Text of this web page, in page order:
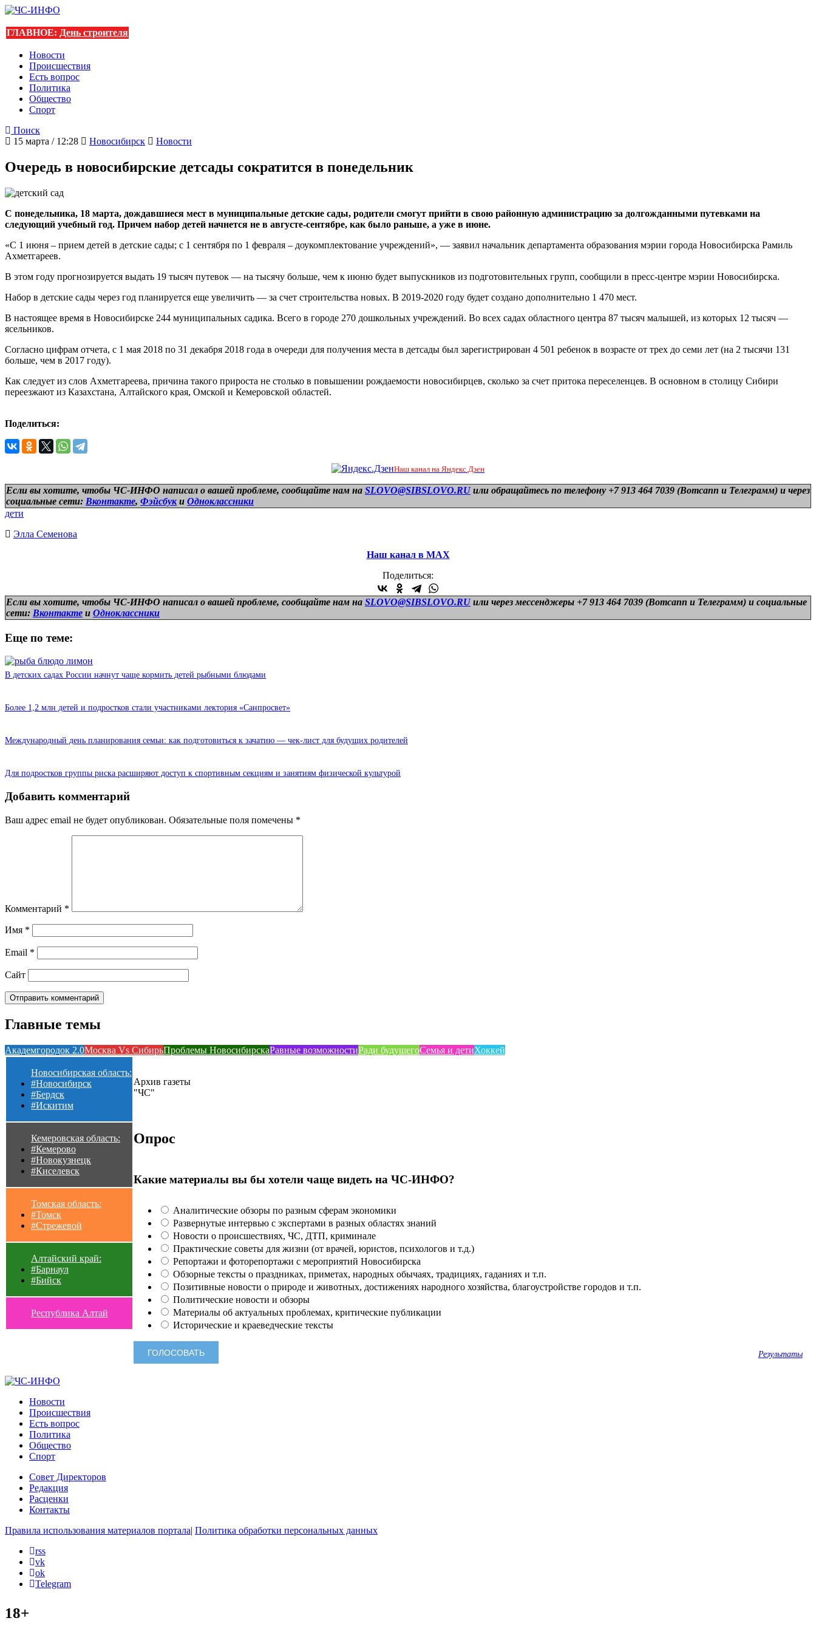
ГЛАВНОЕ: День строителя
Новости
Происшествия
Есть вопрос
Политика
Общество
Спорт
Поиск
15 марта / 12:28
Новосибирск Новости
Очередь в новосибирские детсады сократится в понедельник
С понедельника, 18 марта, дождавшиеся мест в муниципальные детские сады, родители смогут прийти в свою районную администрацию за долгожданными путевками на
следующий учебный год. Причем набор детей начнется не в августе-сентябре, как было раньше, а уже в июне.
«С 1 июня – прием детей в детские сады; с 1 сентября по 1 февраля – доукомплектование учреждений», — заявил начальник департамента образования мэрии города Новосибирска Рамиль
Ахметгареев.
В этом году прогнозируется выдать 19 тысяч путевок — на тысячу больше, чем к июню будет выпускников из подготовительных групп, сообщили в пресс-центре мэрии Новосибирска.
Набор в детские сады через год планируется еще увеличить — за счет строительства новых. В 2019-2020 году будет создано дополнительно 1 470 мест.
В настоящее время в Новосибирске 244 муниципальных садика. Всего в городе 270 дошкольных учреждений. Во всех садах областного центра 87 тысяч малышей, из которых 12 тысяч —
ясельников.
Согласно цифрам отчета, с 1 мая 2018 по 31 декабря 2018 года в очереди для получения места в детсады был зарегистрирован 4 501 ребенок в возрасте от трех до семи лет (на 2 тысячи 131
больше, чем в 2017 году).
Как следует из слов Ахметгареева, причина такого прироста не столько в повышении рождаемости новосибирцев, сколько за счет притока переселенцев. В основном в столицу Сибири
переезжают из Казахстана, Алтайского края, Омской и Кемеровской областей.
Поделиться:
Наш канал на Яндекс.Дзен
Если вы хотите, чтобы ЧС-ИНФО написал о вашей проблеме, сообщайте нам на SLOVO@SIBSLOVO.RU или обращайтесь по телефону +7 913 464 7039 (Вотсапп и Телеграмм) и через
социальные сети: Вконтакте, Фэйсбуки Одноклассники
дети
Элла Семенова
Наш канал в МАХ
Поделиться:
Если вы хотите, чтобы ЧС-ИНФО написал о вашей проблеме, сообщайте нам на SLOVO@SIBSLOVO.RU или через мессенджеры +7 913 464 7039 (Вотсапп и Телеграмм) и социальные
сети: Вконтакте и Одноклассники
Еще по теме:
В детских садах России начнут чаще кормить детей рыбными блюдами
Более 1,2 млн детей и подростков стали участниками лектория «Санпросвет»
Международный день планирования семьи: как подготовиться к зачатию — чек-лист для будущих родителей
Для подростков группы риска расширяют доступ к спортивным секциям и занятиям физической культурой
Добавить комментарий
Ваш адрес email не будет опубликован. Обязательные поля помечены *
Комментарий *
Имя *
Email *
Сайт
Главные темы
Академгородок 2.0Москва Vs СибирьПроблемы НовосибирскаРавные возможностиРади будущегоСемья и детиХоккей
Новосибирская область:
#Новосибирск
#Бердск
#Искитим
Кемеровская область:
#Кемерово
#Новокузнецк
#Киселевск
Томская область:
#Томск
#Стрежевой
Алтайский край:
#Барнаул
#Бийск
Республика Алтай
Архив газеты
"ЧС"
Опрос
Какие материалы вы бы хотели чаще видеть на ЧС-ИНФО?
Аналитические обзоры по разным сферам экономики
Развернутые интервью с экспертами в разных областях знаний
Новости о происшествиях, ЧС, ДТП, криминале
Практические советы для жизни (от врачей, юристов, психологов и т.д.)
Репортажи и фоторепортажи с мероприятий Новосибирска
Обзорные тексты о праздниках, приметах, народных обычаях, традициях, гаданиях и т.п.
Позитивные новости о природе и животных, достижениях народного хозяйства, благоустройстве городов и т.п.
Политические новости и обзоры
Материалы об актуальных проблемах, критические публикации
Исторические и краеведческие тексты
Результаты
Новости
Происшествия
Есть вопрос
Политика
Общество
Спорт
Совет Директоров
Редакция
Расценки
Контакты
Правила использования материалов портала| Политика обработки персональных данных
rss
vk
ok
Telegram
18+